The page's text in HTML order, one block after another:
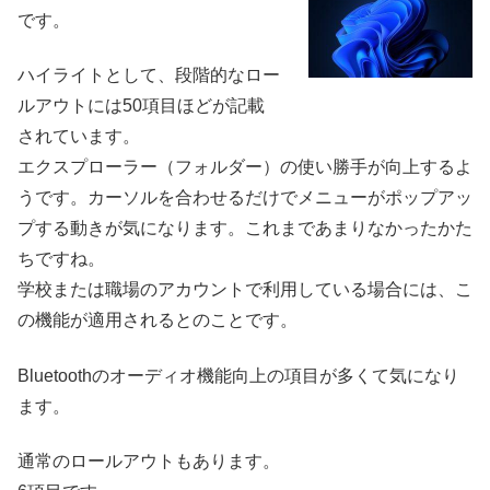
です。
ハイライトとして、段階的なロー
ルアウトには50項目ほどが記載
されています。
エクスプローラー（フォルダー）の使い勝手が向上するよ
うです。カーソルを合わせるだけでメニューがポップアッ
プする動きが気になります。これまであまりなかったかた
ちですね。
学校または職場のアカウントで利用している場合には、こ
の機能が適用されるとのことです。
Bluetoothのオーディオ機能向上の項目が多くて気になり
ます。
通常のロールアウトもあります。